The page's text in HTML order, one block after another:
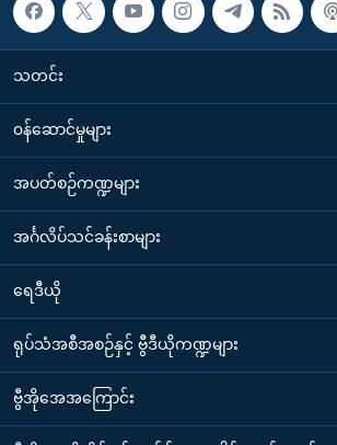
သတင်း
၀န်ဆောင်မှုများ
အပတ်စဉ်ကဏ္ဍများ
အင်္ဂလိပ်သင်ခန်းစာများ
ရေဒီယို
ရုပ်သံအစီအစဉ်နှင့် ဗွီဒီယိုကဏ္ဍများ
ဗွီအိုအေအကြောင်း